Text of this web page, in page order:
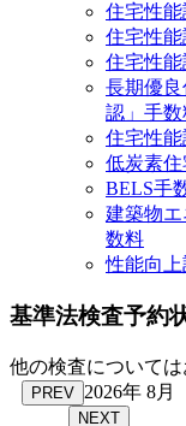
住宅性能
住宅性能
住宅性能
長期優
認」手数
住宅性
低炭素
BELS手
建築物
数料
性能向
基準法検査予約
他の検査については
PREV 2026年 8月
NEXT